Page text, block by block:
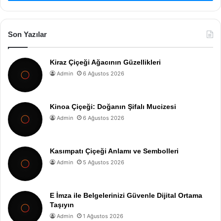
Son Yazılar
Kiraz Çiçeği Ağacının Güzellikleri
Admin 6 Ağustos 2026
Kinoa Çiçeği: Doğanın Şifalı Mucizesi
Admin 6 Ağustos 2026
Kasımpatı Çiçeği Anlamı ve Sembolleri
Admin 5 Ağustos 2026
E İmza ile Belgelerinizi Güvenle Dijital Ortama
Taşıyın
Admin 1 Ağustos 2026